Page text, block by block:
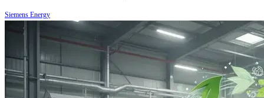
Siemens Energy